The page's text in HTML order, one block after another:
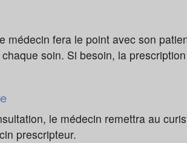
médecin fera le point avec son
soin. Si besoin, la
le médecin remettra au
prescripteur.